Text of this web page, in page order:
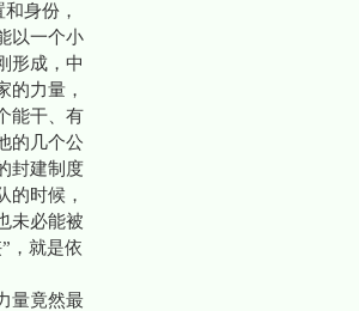
身份，
以一个小
形成，中
的力量，
能干、有
的几个公
封建制度
的时候，
未必能被
，就是依
量竟然最